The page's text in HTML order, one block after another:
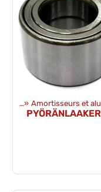
‪» Amortisseurs et
Produits